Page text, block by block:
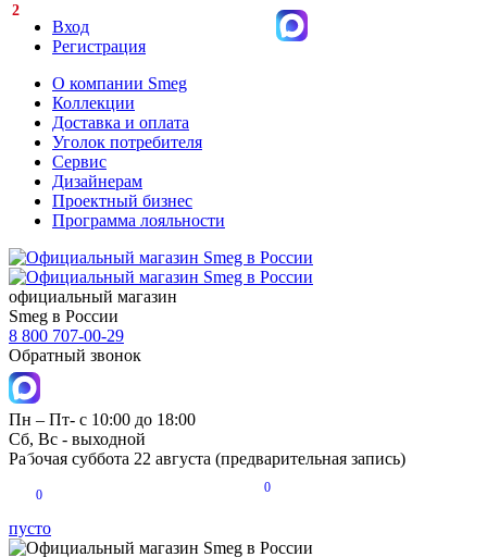
Вход
Регистрация
О компании Smeg
Коллекции
Доставка и оплата
Уголок потребителя
Сервис
Дизайнерам
Проектный бизнес
Программа лояльности
официальный магазин
Smeg в России
8 800 707-00-29
Обратный звонок
Пн – Пт- с 10:00 до 18:00
Сб, Вс - выходной
Рабочая суббота 22 августа (предварительная запись)
0
0
пусто
2